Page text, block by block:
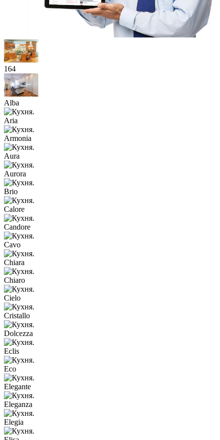
164
Alba
Aria
Armonia
Aura
Aurora
Brio
Calore
Candore
Cavo
Chiara
Chiaro
Cielo
Cristallo
Dolcezza
Eclis
Eco
Elegante
Eleganza
Elegia